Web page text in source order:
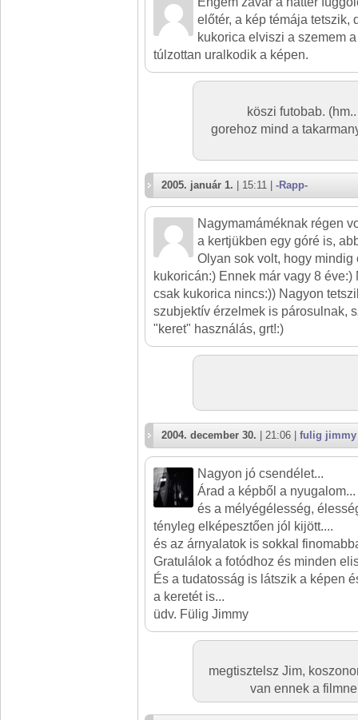
előtér, a kép témája tetszik,
kukorica elviszi a szemem
túlzottan uralkodik a képen.
köszi futobab.
gorehoz mind a
2005. január 1. | 15:11 | -Rapp-
Nagymamáméknak régen
a kertjükben egy góré is,
Olyan sok volt, hogy mindig
kukoricán:) Ennek már vagy 8
csak kukorica nincs:)) Nagyon
szubjektív érzelmek is párosulnak,
"keret" használás, grt!:)
2004. december 30. | 21:06 | fulig jimmy
Nagyon jó csendélet...
Árad a képből a nyugalom...
és a mélyégélesség,
tényleg elképesztően jól kijött....
és az árnyalatok is sokkal
Gratulálok a fotódhoz és minden
És a tudatosság is látszik a képen
a keretét is...
üdv. Fülig Jimmy
megtisztelsz Jim,
van ennek a